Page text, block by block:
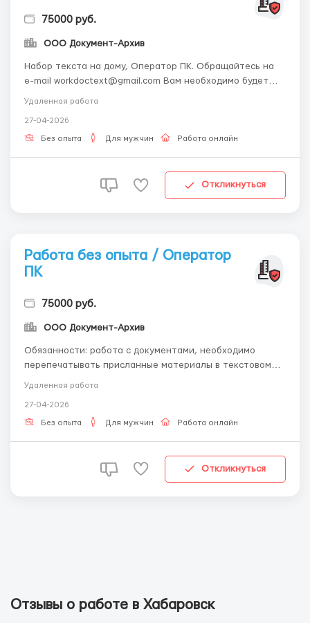
75000 руб.
ООО Документ-Архив
Набор текста на дому, Оператор ПК. Обращайтесь на
e-mail workdoctext@gmail.com Вам необходимо будет
перепечатать присланные материалы в текстовом
русского языка, знание Microsoft Word, наличие
домашнего компьютера и доступа к электронной почте.
Удаленная работа
27-04-2026
Без опыта Для мужчин Работа онлайн
Откликнуться
Работа без опыта / Оператор
ПК
75000 руб.
ООО Документ-Архив
Обязанности: работа с документами, необходимо
перепечатывать присланные материалы в текстовом
ответственность, знание русского языка, знание
программ Microsoft Word. Условия: удаленная работа со
Удаленная работа
27-04-2026
Без опыта Для мужчин Работа онлайн
Откликнуться
Отзывы о работе в Хабаровск